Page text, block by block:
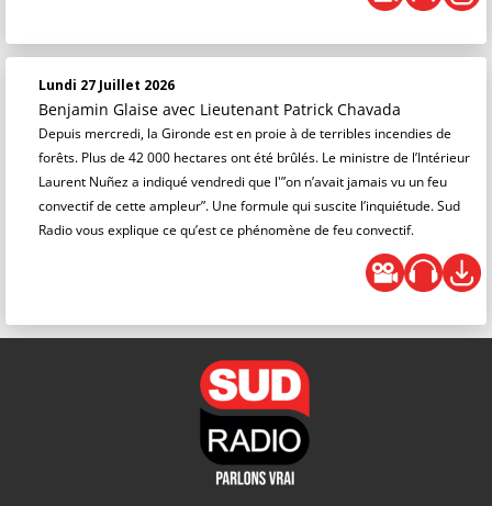
Lundi 27 Juillet 2026
Benjamin Glaise avec Lieutenant Patrick Chavada
Depuis mercredi, la Gironde est en proie à de terribles incendies de
forêts. Plus de 42 000 hectares ont été brûlés. Le ministre de l’Intérieur
Laurent Nuñez a indiqué vendredi que l'”on n’avait jamais vu un feu
convectif de cette ampleur”. Une formule qui suscite l’inquiétude. Sud
Radio vous explique ce qu’est ce phénomène de feu convectif.